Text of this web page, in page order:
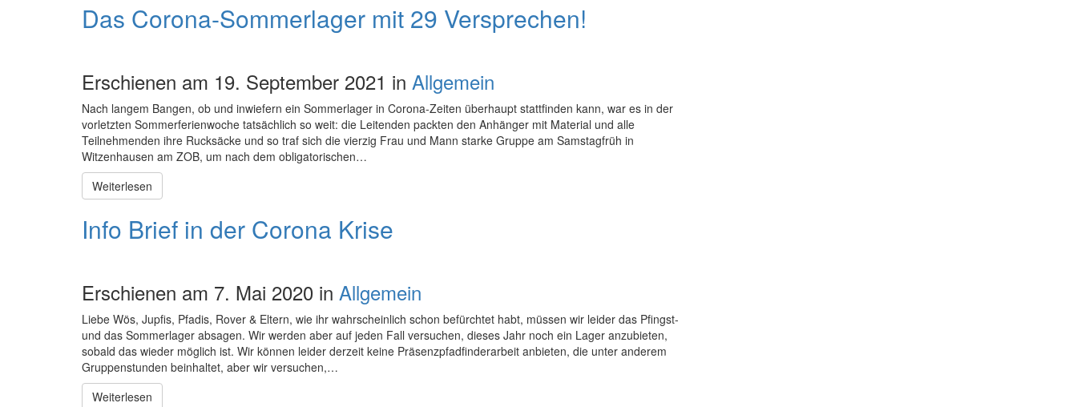
Das Corona-Sommerlager mit 29 Versprechen!
Erschienen am 19. September 2021 in Allgemein
Nach langem Bangen, ob und inwiefern ein Sommerlager in Corona-Zeiten überhaupt stattfinden kann, war es in der
vorletzten Sommerferienwoche tatsächlich so weit: die Leitenden packten den Anhänger mit Material und alle
Teilnehmenden ihre Rucksäcke und so traf sich die vierzig Frau und Mann starke Gruppe am Samstagfrüh in
Witzenhausen am ZOB, um nach dem obligatorischen…
Weiterlesen
Info Brief in der Corona Krise
Erschienen am 7. Mai 2020 in Allgemein
Liebe Wös, Jupfis, Pfadis, Rover & Eltern, wie ihr wahrscheinlich schon befürchtet habt, müssen wir leider das Pfingst-
und das Sommerlager absagen. Wir werden aber auf jeden Fall versuchen, dieses Jahr noch ein Lager anzubieten,
sobald das wieder möglich ist. Wir können leider derzeit keine Präsenzpfadfinderarbeit anbieten, die unter anderem
Gruppenstunden beinhaltet, aber wir versuchen,…
Weiterlesen